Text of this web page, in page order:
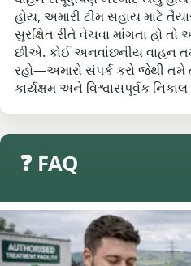
હોય, અમારી ટીમ સહાય માટે
સુરક્ષિત રીતે વેચવા માંગતા હો
છીએ. કોઈ અનવાંછનીય વાહન
રહો—અમારો સંપર્ક કરો જેથી તમે
કાર્યક્ષમ અને વિશ્વાસપૂર્વક
❓ FAQ